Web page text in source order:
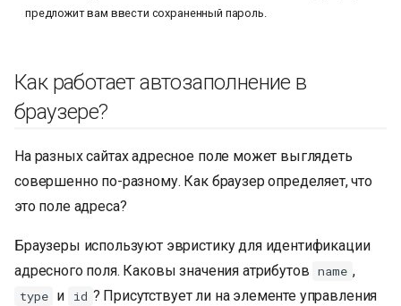
предложит вам ввести сохраненный пароль.
Как работает автозаполнение в
браузере?
На разных сайтах адресное поле может выглядеть
совершенно по-разному. Как браузер определяет, что
это поле адреса?
Браузеры используют эвристику для идентификации
адресного поля. Каковы значения атрибутов name ,
type и id ? Присутствует ли на элементе управления